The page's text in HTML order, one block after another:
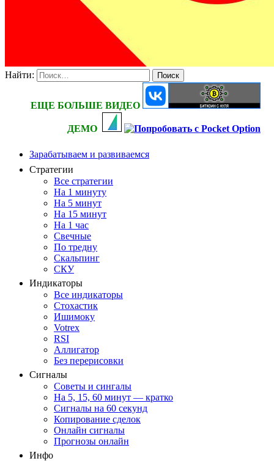
Найти:
ЕЩЕ БОЛЬШЕ ВИДЕО
ДЕМО
Зарабатываем и развиваемся
Стратегии
Все стратегии
На 1 минуту
На 5 минут
На 15 минут
На 1 час
Свечные
По тредну
Скальпинг
СКУ
Индикаторы
Все индикаторы
Стохастик
Ишимоку
Votrex
RSI
Аллигатор
Без перерисовки
Сигналы
Советы и сингалы
На 5, 15, 60 минут — кратко
Сигналы на 60 секунд
Копирование сделок
Онлайн сигналы
Прогнозы онлайн
Инфо